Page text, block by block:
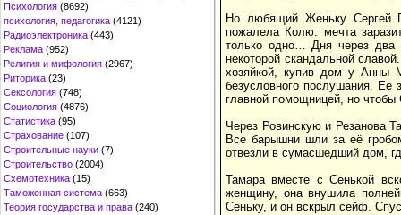
Психология (8692)
психология, педагогика (4121)
Радиоэлектроника (443)
Реклама (952)
Религия и мифология (2967)
Риторика (23)
Сексология (748)
Социология (4876)
Статистика (95)
Страхование (107)
Строительные науки (7)
Строительство (2004)
Схемотехника (15)
Таможенная система (663)
Теория государства и права (240)
Но любящий Женьку Сергей
пожалела Колю: мечта
только одно… Дня через два
некоторой скандальной
хозяйкой, купив дом у Анны
безусловного послушания. Её
главной помощницей, но
Через Ровинскую и Резанова
Все барышни шли за её
отвезли в сумасшедший дом,
Тамара вместе с Сенькой
женщину, она внушила
Сеньку, и он вскрыл сейф.